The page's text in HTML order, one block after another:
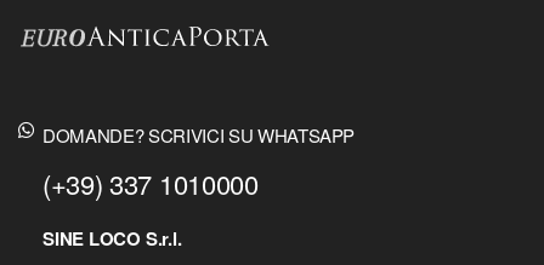
DOMANDE? SCRIVICI SU WHATSAPP
(+39) 337 1010000
SINE LOCO S.r.l.